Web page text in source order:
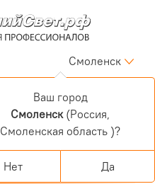
Смоленск
Войти
Регистрация
Корзина
0 позиций
Ваш город
Смоленск(Россия,
Смоленская область )?
Нет Да